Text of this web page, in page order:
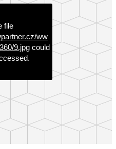
file
ww
9.jpg could